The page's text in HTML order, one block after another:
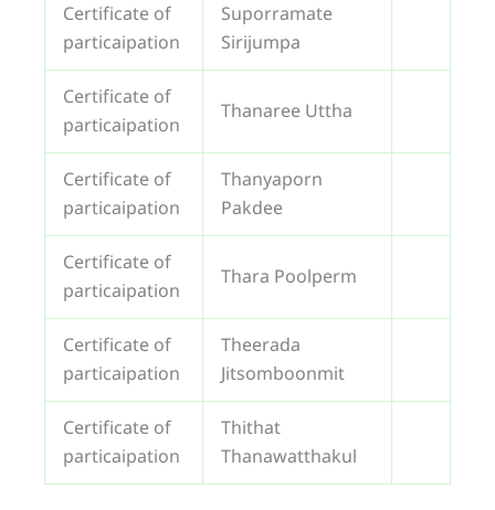
Certificate of
particaipation
Suporramate
Sirijumpa
Certificate of
particaipation
Thanaree Uttha
Certificate of
particaipation
Thanyaporn
Pakdee
Certificate of
particaipation
Thara Poolperm
Certificate of
particaipation
Theerada
Jitsomboonmit
Certificate of
particaipation
Thithat
Thanawatthakul